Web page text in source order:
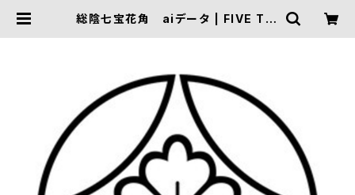
総陰七宝花角 aiデータ | FIVE TRI